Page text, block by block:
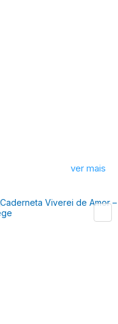
ver mais